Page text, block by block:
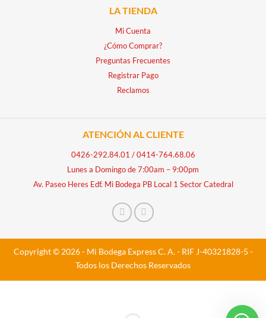
LA TIENDA
Mi Cuenta
¿Cómo Comprar?
Preguntas Frecuentes
Registrar Pago
Reclamos
ATENCIÓN AL CLIENTE
0426-292.84.01 /0414-764.68.06
Lunes a Domingo de 7:00am – 9:00pm
Av. Paseo Heres Edf. Mi Bodega PB Local 1 Sector Catedral
Copyright © 2026 - Mi Bodega Express C. A. - RIF J-40321828-5 -
Todos los Derechos Reservados